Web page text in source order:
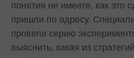
понятия не имеете, как это
пришли по адресу.
провели серию
выяснить, какая из